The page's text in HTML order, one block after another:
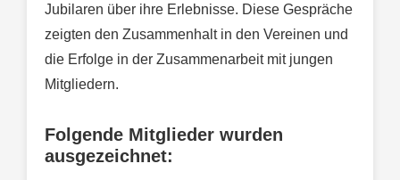
Jubilaren über ihre Erlebnisse. Diese Gespräche
zeigten den Zusammenhalt in den Vereinen und
die Erfolge in der Zusammenarbeit mit jungen
Mitgliedern.
Folgende Mitglieder wurden
ausgezeichnet: